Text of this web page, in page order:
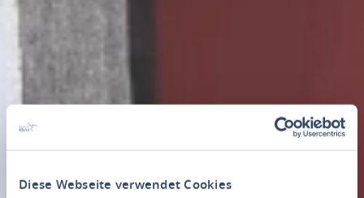
Diese Webseite verwendet Cookies